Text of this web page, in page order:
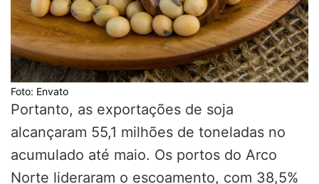
Foto: Envato
Portanto, as exportações de soja
alcançaram 55,1 milhões de toneladas no
acumulado até maio. Os portos do Arco
Norte lideraram o escoamento, com 38,5%